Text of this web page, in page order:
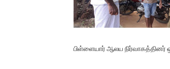
கைது
தடுப்பூசியை
சிறுமியை
பிள்ளையார் ஆலய நிர்வாகத்தினர்